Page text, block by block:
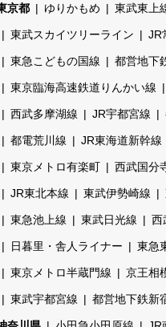
京都 ゆりかもめ 東武東上
東武スカイツリーライン JR
東急こどもの国線 都営地下
東京臨海高速鉄道りんかい線
西武多摩湖線 JR宇都宮線
都電荒川線 JR東海道新幹線
東京メトロ有楽町 西武国分
JR東北本線 東武伊勢崎線
東急池上線 東武日光線 西
日暮里・舎人ライナー 東急
東京メトロ半蔵門線 京王相
東武宇都宮線 都営地下鉄新